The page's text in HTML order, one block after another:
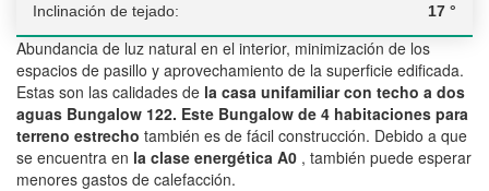
Inclinación de tejado: 17 °
Abundancia de luz natural en el interior, minimización de los
espacios de pasillo y aprovechamiento de la superficie edificada.
Estas son las calidades de la casa unifamiliar con techo a dos
aguas Bungalow 122. Este Bungalow de 4 habitaciones para
terreno estrecho también es de fácil construcción. Debido a que
se encuentra en la clase energética A0 , también puede esperar
menores gastos de calefacción.